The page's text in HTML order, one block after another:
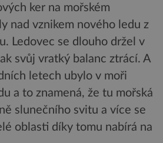
ker na mořském
nad vznikem nového ledu z
Ledovec se dlouho držel v
svůj vratký balanc ztrácí. A
letech ubylo v moři
a to znamená, že tu mořská
slunečního svitu a více se
oblasti díky tomu nabírá na